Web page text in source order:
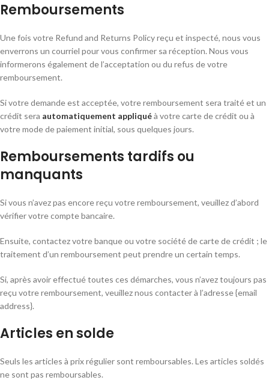
Remboursements
Une fois votre Refund and Returns Policy reçu et inspecté, nous vous
enverrons un courriel pour vous confirmer sa réception. Nous vous
informerons également de l’acceptation ou du refus de votre
remboursement.
Si votre demande est acceptée, votre remboursement sera traité et un
crédit sera automatiquement appliquéà votre carte de crédit ou à
votre mode de paiement initial, sous quelques jours.
Remboursements tardifs ou
manquants
Si vous n’avez pas encore reçu votre remboursement, veuillez d’abord
vérifier votre compte bancaire.
Ensuite, contactez votre banque ou votre société de carte de crédit ; le
traitement d’un remboursement peut prendre un certain temps.
Si, après avoir effectué toutes ces démarches, vous n’avez toujours pas
reçu votre remboursement, veuillez nous contacter à l’adresse {email
address}.
Articles en solde
Seuls les articles à prix régulier sont remboursables. Les articles soldés
ne sont pas remboursables.